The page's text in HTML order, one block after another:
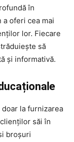
în
oferi cea mai
lor. Fiecare
să
și informativă.
doar la furnizarea
săi în
broșuri